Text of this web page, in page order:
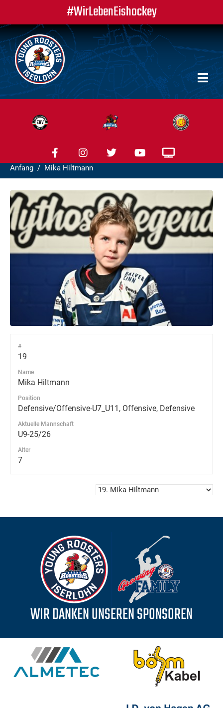
#WirLebenEishockey
Anfang Mika Hiltmann
#
19
Name
Mika Hiltmann
Position
Defensive/Offensive-U7_U11, Offensive, Defensive
Aktuelle Mannschaft
U9-25/26
Alter
7
WIR DANKEN UNSEREN SPONSOREN